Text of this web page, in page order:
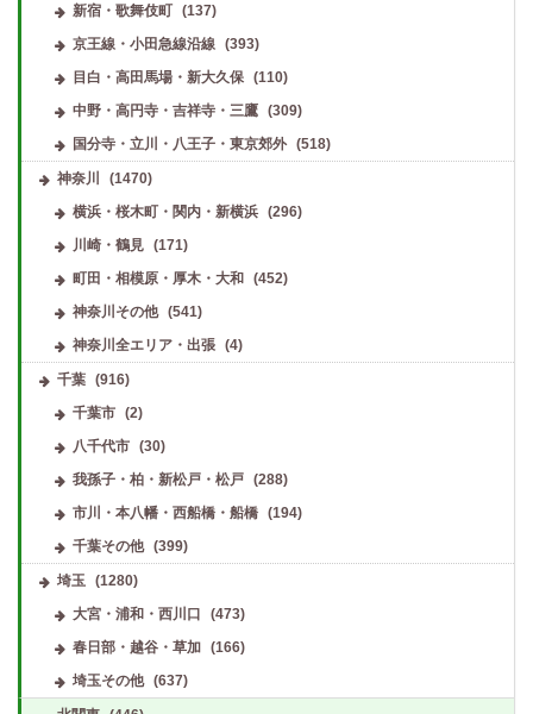
新宿・歌舞伎町
(137)
京王線・小田急線沿線
(393)
目白・高田馬場・新大久保
(110)
中野・高円寺・吉祥寺・三鷹
(309)
国分寺・立川・八王子・東京郊外
(518)
神奈川
(1470)
横浜・桜木町・関内・新横浜
(296)
川崎・鶴見
(171)
町田・相模原・厚木・大和
(452)
神奈川その他
(541)
神奈川全エリア・出張
(4)
千葉 (916)
千葉市
(2)
八千代市
(30)
我孫子・柏・新松戸・松戸
(288)
市川・本八幡・西船橋・船橋
(194)
千葉その他
(399)
埼玉
(1280)
大宮・浦和・西川口
(473)
春日部・越谷・草加
(166)
埼玉その他
(637)